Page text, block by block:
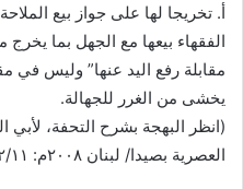
أ. تخريجا لها على جواز بيع
الفقهاء بيعها مع الجهل بما
مقابلة رفع اليد عنها” وليس في
يخشى من الغرر للجهالة.
(انظر البهجة بشرح التحفة،
العصرية بصيدا/ لبنان ٢٠٠٨م: ٢/١١)